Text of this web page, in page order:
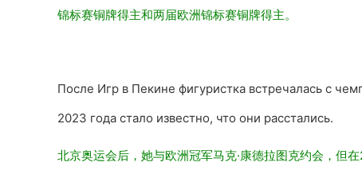
锦标赛铜牌得主和两届欧洲锦标赛铜牌得主。
После Игр в Пекине фигуристка встречалась с
2023 года стало известно, что они расстались.
北京奥运会后，她与欧洲冠军马克·康德拉图克约会，但